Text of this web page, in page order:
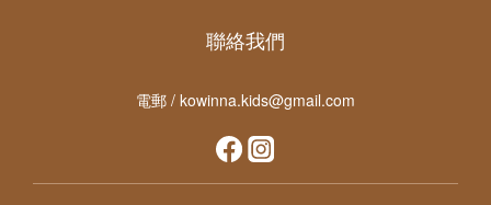
聯絡我們
電郵 / kowinna.kids@gmail.com